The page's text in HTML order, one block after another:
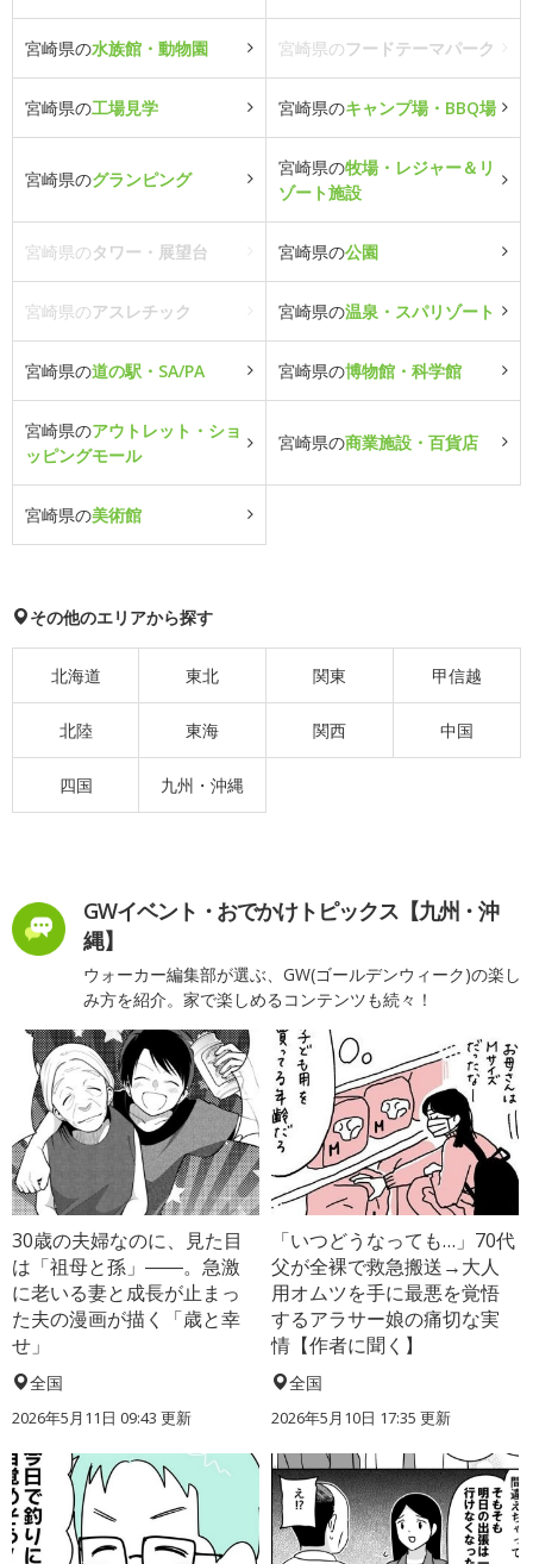
宮崎県の水族館・動物園 宮崎県のフードテーマパーク
宮崎県の工場見学 宮崎県のキャンプ場・BBQ場
宮崎県のグランピング
宮崎県の牧場・レジャー＆リ
ゾート施設
宮崎県のタワー・展望台 宮崎県の公園
宮崎県のアスレチック 宮崎県の温泉・スパリゾート
宮崎県の道の駅・SA/PA 宮崎県の博物館・科学館
宮崎県のアウトレット・ショ
ッピングモール
宮崎県の商業施設・百貨店
宮崎県の美術館
その他のエリアから探す
北海道 東北 関東 甲信越
北陸 東海 関西 中国
四国 九州・沖縄
GWイベント・おでかけトピックス【九州・沖
縄】
ウォーカー編集部が選ぶ、GW(ゴールデンウィーク)の楽し
み方を紹介。家で楽しめるコンテンツも続々！
30歳の夫婦なのに、見た目
は「祖母と孫」――。急激
に老いる妻と成長が止まっ
た夫の漫画が描く「歳と幸
せ」
全国
2026年5月11日 09:43 更新
「いつどうなっても…」70代
父が全裸で救急搬送→大人
用オムツを手に最悪を覚悟
するアラサー娘の痛切な実
情【作者に聞く】
全国
2026年5月10日 17:35 更新